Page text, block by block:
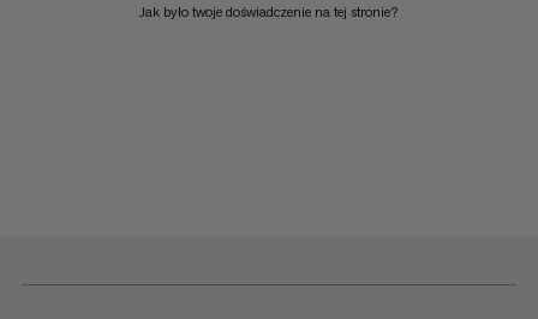
Jak było twoje doświadczenie na tej stronie?